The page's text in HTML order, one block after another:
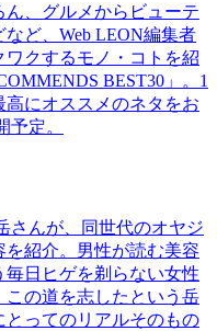
、グルメからビューテ
ど、Web LEON編集者
クするモノ・コトを紹
BEST30」。1
にオススメのネタをお
定。
さんが、同世代のオヤジ
紹介。男性が読む美容
日ヒゲを剃らない女性
の道を志したという岳
とってのリアルそのもの